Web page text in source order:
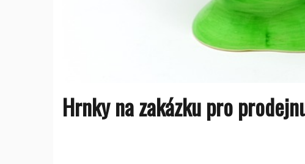
Hrnky na zakázku pro